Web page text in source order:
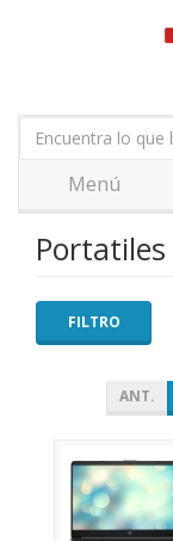
Menú
Portatiles
FILTRO
ANT.